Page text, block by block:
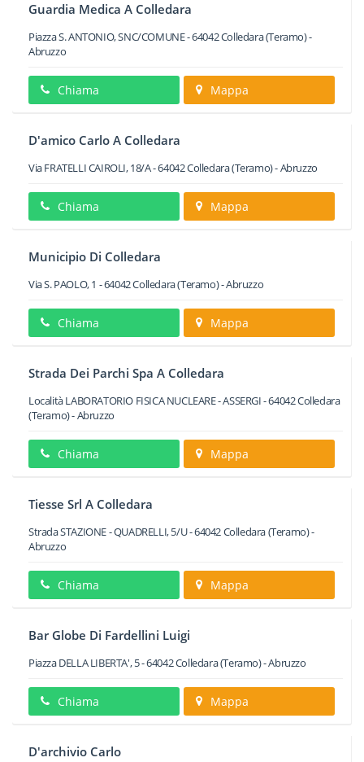
Guardia Medica A Colledara
Piazza S. ANTONIO, SNC/COMUNE-64042Colledara(Teramo) -
Abruzzo
Chiama Mappa
D'amico Carlo A Colledara
Via FRATELLI CAIROLI, 18/A-64042Colledara(Teramo) -Abruzzo
Chiama Mappa
Municipio Di Colledara
Via S. PAOLO, 1 -64042Colledara(Teramo) -Abruzzo
Chiama Mappa
Strada Dei Parchi Spa A Colledara
Località LABORATORIO FISICA NUCLEARE - ASSERGI-64042Colledara
(Teramo) -Abruzzo
Chiama Mappa
Tiesse Srl A Colledara
Strada STAZIONE - QUADRELLI, 5/U-64042Colledara(Teramo) -
Abruzzo
Chiama Mappa
Bar Globe Di Fardellini Luigi
Piazza DELLA LIBERTA', 5-64042Colledara(Teramo) -Abruzzo
Chiama Mappa
D'archivio Carlo